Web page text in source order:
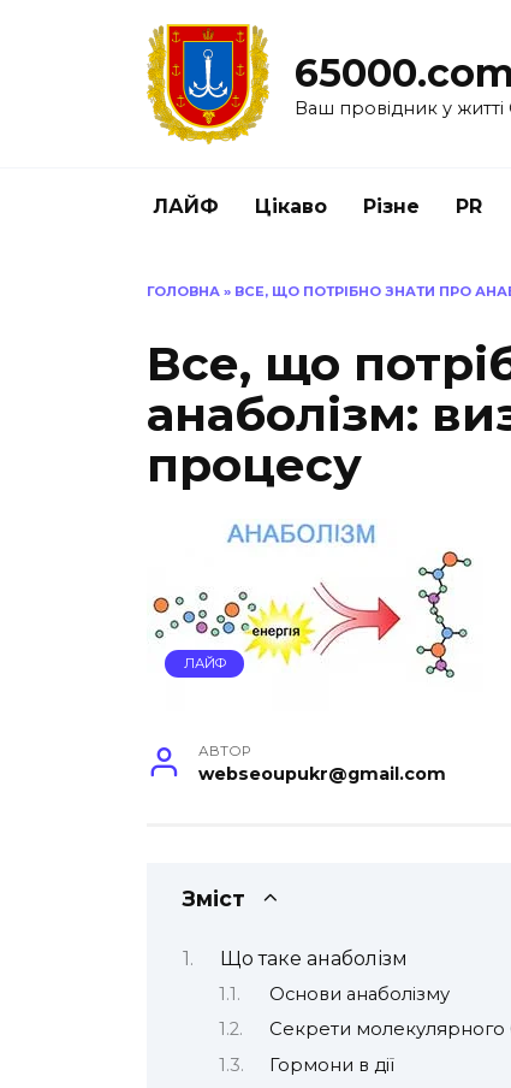
Ваш провідник у
ЛАЙФ Цікаво Різне PR
ГОЛОВНА » ВСЕ, ЩО ПОТРІБНО ЗНАТИ ПРО
Все, що
анаболізм:
процесу
ЛАЙФ
АВТОР
webseoupukr@gmail.com
Зміст
Що таке анаболізм
Основи анаболізму
Секрети молекулярного
Гормони в дії